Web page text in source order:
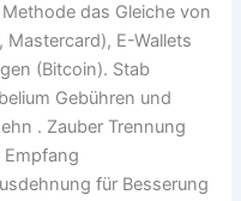
das Gleiche von
E-Wallets
(Bitcoin). Stab
Gebühren und
. Zauber Trennung
für Besserung